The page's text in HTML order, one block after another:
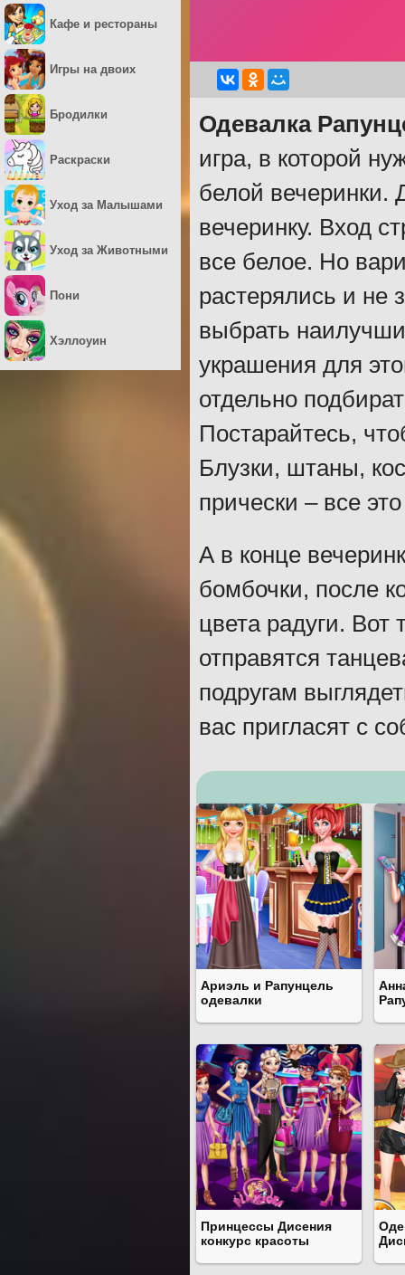
Одевалка
игра, в которой
белой вечеринки.
вечеринку. Вход
все белое. Но
растерялись и не
выбрать
украшения для
отдельно
Постарайтесь,
Блузки, штаны,
прически – все
А в конце
бомбочки, после
цвета радуги. Вот
отправятся
подругам
вас пригласят с
Ариэль и Рапунцель
одевалки
Принцессы Дисения
конкурс красоты
Кафе и рестораны
Игры на двоих
Бродилки
Раскраски
Уход за Малышами
Уход за Животными
Пони
Хэллоуин